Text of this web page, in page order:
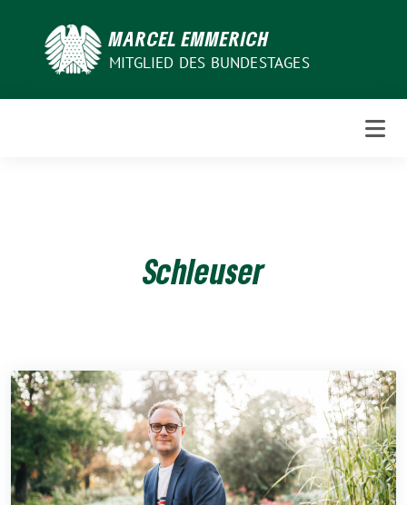
MARCEL EMMERICH
MITGLIED DES BUNDESTAGES
Schleuser